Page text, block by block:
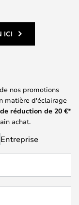
ICI
nos promotions
matière d'éclairage
réduction de 20 €*
achat.
Entreprise